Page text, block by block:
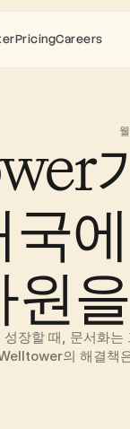
장할 때, 문서화
의 해결책
PricingCareers